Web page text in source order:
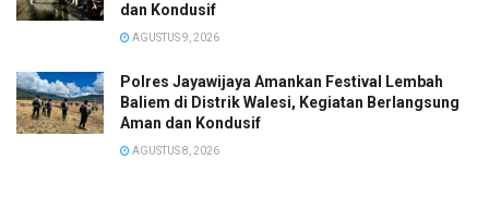
dan Kondusif
AGUSTUS 9, 2026
Polres Jayawijaya Amankan Festival Lembah
Baliem di Distrik Walesi, Kegiatan Berlangsung
Aman dan Kondusif
AGUSTUS 8, 2026